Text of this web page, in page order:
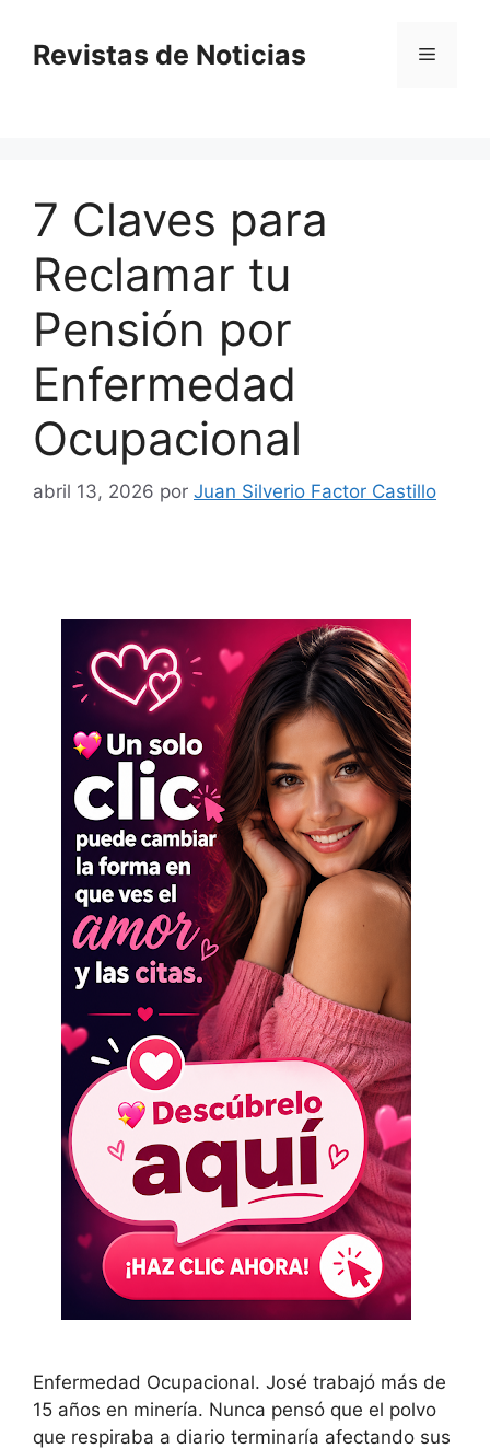
contenido
Revistas de Noticias Menú
7 Claves para
Reclamar tu
Pensión por
Enfermedad
Ocupacional
abril 13, 2026 por Juan Silverio Factor Castillo
Enfermedad Ocupacional. José trabajó más de
15 años en minería. Nunca pensó que el polvo
que respiraba a diario terminaría afectando sus